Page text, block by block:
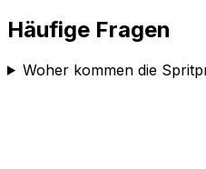
Häufige Fragen
Woher kommen die